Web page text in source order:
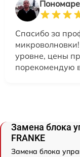
Спасибо за
уровне, цены
порекомендую
Замена блока
FRANKE
Замена блока